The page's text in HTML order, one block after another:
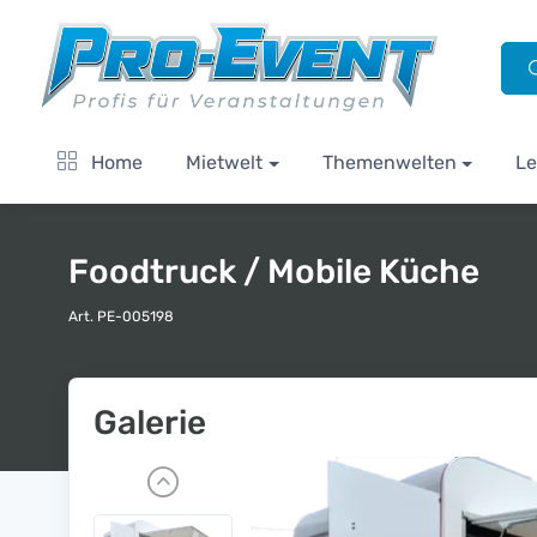
Home Mietwelt Themenwelten
Foodtruck / Mobile Küche
Art. PE-005198
Galerie
P
r